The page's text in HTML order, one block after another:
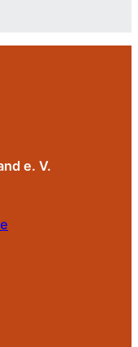
e. V.